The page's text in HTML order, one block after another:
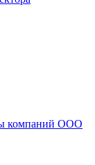
компаний ООО